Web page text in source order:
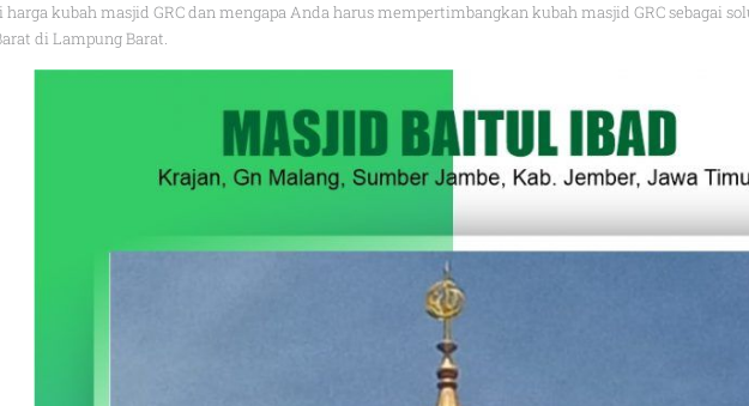
kubah masjid GRC dan mengapa Anda harus mempertimbangkan kubah masjid GRC sebagai
di Lampung Barat.